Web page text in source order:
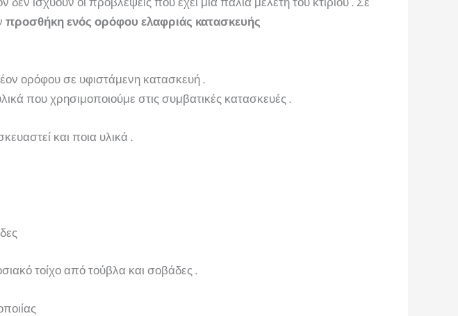
προσθήκη ενός ορόφου ελαφριάς κατασκευής
ορόφου σε υφιστάμενη κατασκευή .
που χρησιμοποιούμε στις συμβατικές κατασκευές .
και ποια υλικά .
τοίχο από τούβλα και σοβάδες .